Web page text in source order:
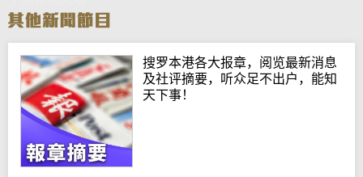
搜罗本港各大报章，阅览最新消息
及社评摘要，听众足不出户，能知
天下事！